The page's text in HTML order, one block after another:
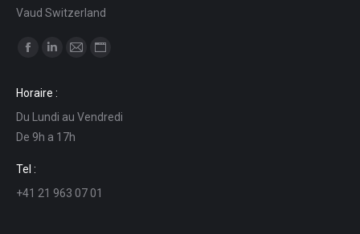
Vaud Switzerland
Find us on:
opens
in
new
window
opens
in
new
in
in
Horaire :
Du Lundi au Vendredi
De 9h a 17h
Tel :
+41 21 963 07 01